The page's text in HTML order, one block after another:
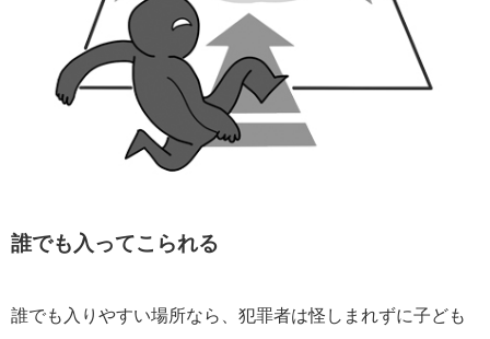
誰でも入ってこられる
誰でも入りやすい場所なら、犯罪者は怪しまれずに子ども